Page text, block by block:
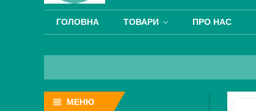
ГОЛОВНА ТОВАРИ ПРО НАС